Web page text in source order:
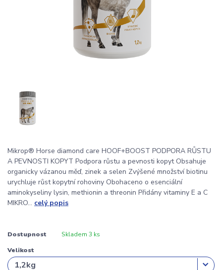
Mikrop® Horse diamond care HOOF+BOOST PODPORA RŮSTU
A PEVNOSTI KOPYT Podpora růstu a pevnosti kopyt Obsahuje
organicky vázanou měď, zinek a selen Zvýšené množství biotinu
urychluje růst kopytní rohoviny Obohaceno o esenciální
aminokyseliny lysin, methionin a threonin Přidány vitaminy E a C
MIKRO... celý popis
Dostupnost Skladem 3 ks
Velikost